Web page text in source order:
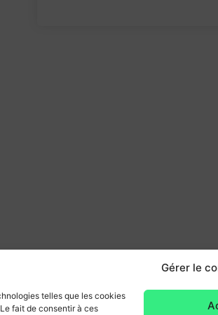
Gérer le
telles que les cookies
fait de consentir à ces